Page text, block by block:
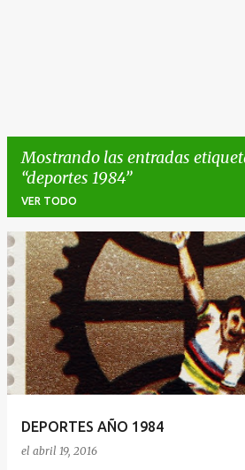
Mostrando las entradas
deportes 1984
VER TODO
E
n
t
r
a
d
DEPORTES AÑO 1984
el abril 19, 2016